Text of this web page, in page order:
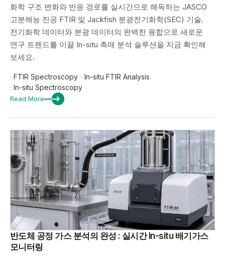
화학 구조 변화와 반응 경로를 실시간으로 해독하는 JASCO
고분해능 진공 FTIR 및 Jackfish 분광전기화학(SEC) 기술.
전기화학 데이터와 분광 데이터의 완벽한 융합으로 새로운
연구 트렌드를 이끌 In-situ 촉매 분석 솔루션을 지금 확인해
보세요.
· FTIR Spectroscopy · In-situ FTIR Analysis
· In-situ Spectroscopy
Read More
반도체 공정 가스 분석의 완성 : 실시간 In-situ 배기가스
모니터링